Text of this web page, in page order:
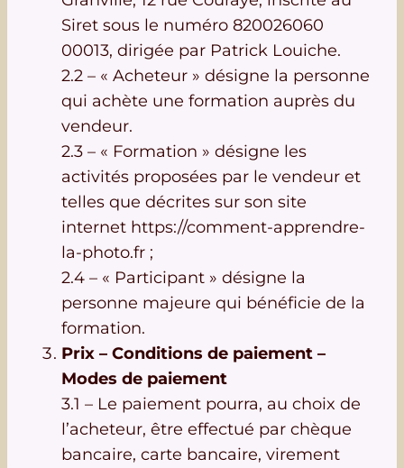
Siret sous le numéro 820026060
00013, dirigée par Patrick Louiche.
2.2 – « Acheteur » désigne la personne
qui achète une formation auprès du
vendeur.
2.3 – « Formation » désigne les
activités proposées par le vendeur et
telles que décrites sur son site
internet https://comment-apprendre-
la-photo.fr ;
2.4 – « Participant » désigne la
personne majeure qui bénéficie de la
formation.
Prix – Conditions de paiement –
Modes de paiement
3.1 – Le paiement pourra, au choix de
l’acheteur, être effectué par chèque
bancaire, carte bancaire, virement